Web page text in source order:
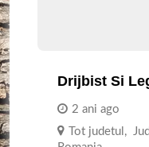
Drijbist Si
2 ani ago
Tot judetul ,